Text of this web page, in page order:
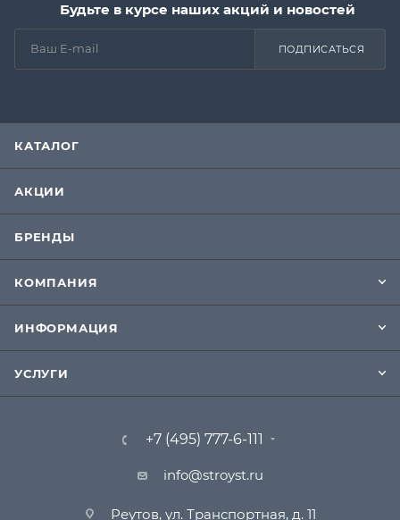
Будьте в курсе наших акций и новостей
ПОДПИСАТЬСЯ
КАТАЛОГ
АКЦИИ
БРЕНДЫ
КОМПАНИЯ
ИНФОРМАЦИЯ
УСЛУГИ
+7 (495) 777-6-111
info@stroyst.ru
Реутов, ул. Транспортная, д. 11